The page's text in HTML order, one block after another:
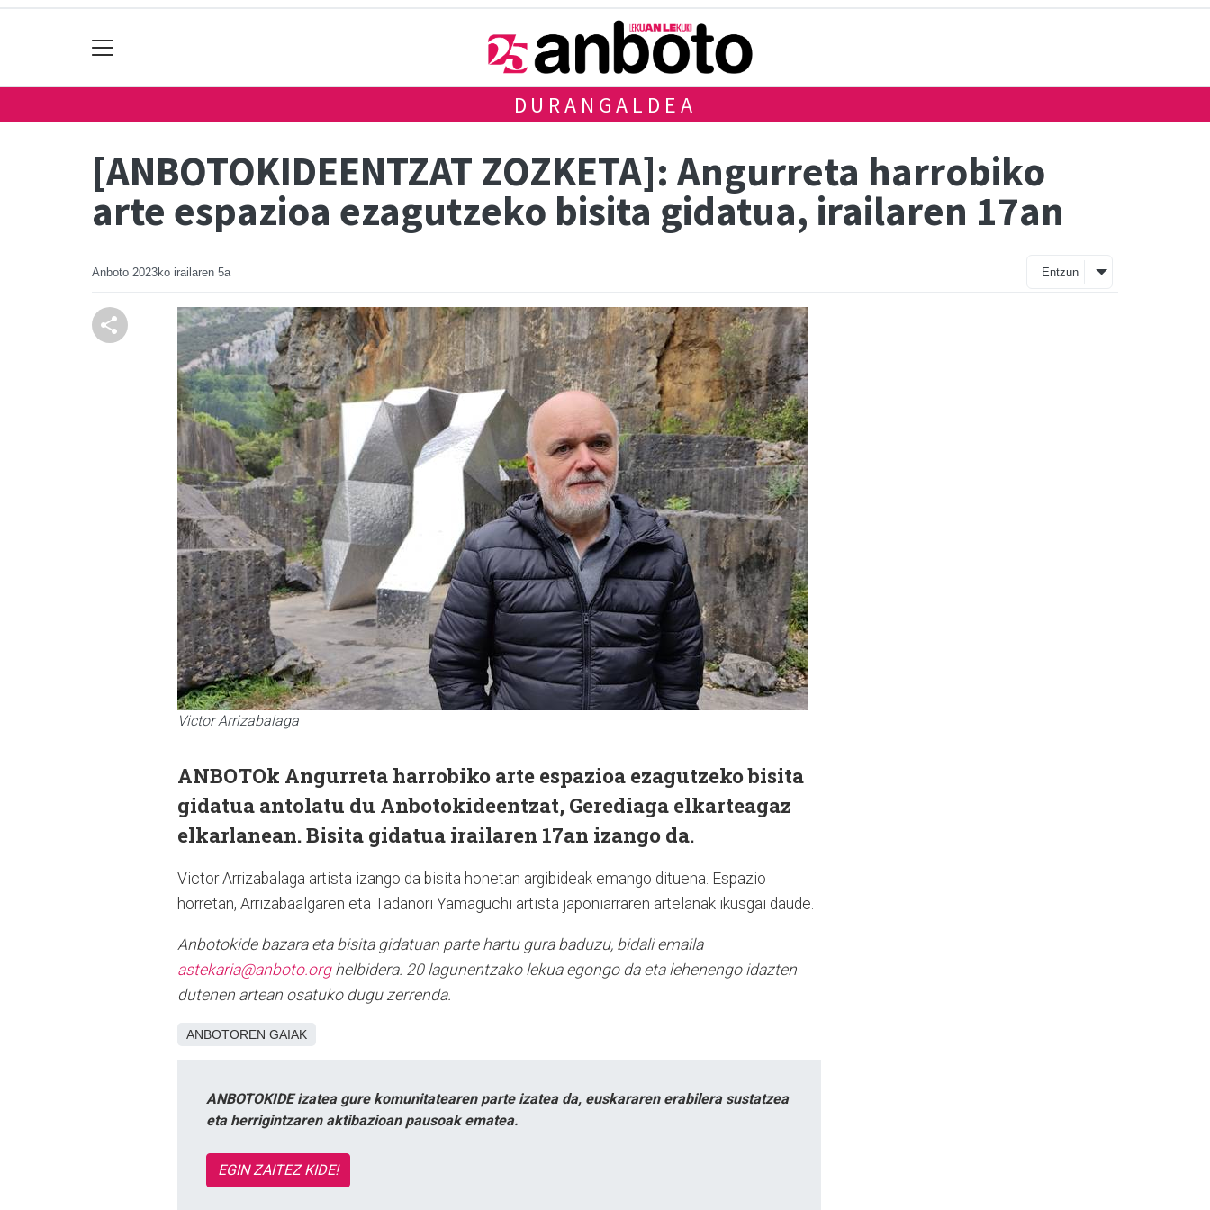
DURANGALDEA
[ANBOTOKIDEENTZAT ZOZKETA]: Angurreta harrobiko
arte espazioa ezagutzeko bisita gidatua, irailaren 17an
Anboto 2023ko irailaren 5a Entzun
Victor Arrizabalaga
ANBOTOk Angurreta harrobiko arte espazioa ezagutzeko bisita
gidatua antolatu du Anbotokideentzat, Gerediaga elkarteagaz
elkarlanean. Bisita gidatua irailaren 17an izango da.
Victor Arrizabalaga artista izango da bisita honetan argibideak emango dituena. Espazio
horretan, Arrizabaalgaren eta Tadanori Yamaguchi artista japoniarraren artelanak ikusgai daude.
Anbotokide bazara eta bisita gidatuan parte hartu gura baduzu, bidali emaila
astekaria@anboto.orghelbidera. 20 lagunentzako lekua egongo da eta lehenengo idazten
dutenen artean osatuko dugu zerrenda.
ANBOTOREN GAIAK
ANBOTOKIDE izatea gure komunitatearen parte izatea da, euskararen erabilera sustatzea
eta herrigintzaren aktibazioan pausoak ematea.
EGIN ZAITEZ KIDE!